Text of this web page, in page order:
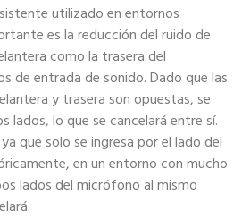
utilizado en entornos
es la reducción del ruido de
como la trasera del
de entrada de sonido. Dado que las
y trasera son opuestas, se
lados, lo que se cancelará entre sí.
que solo se ingresa por el lado del
en un entorno con mucho
lados del micrófono al mismo